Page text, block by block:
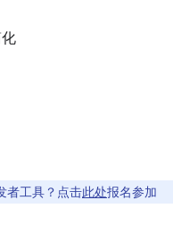
者工具？点击此处报名参加